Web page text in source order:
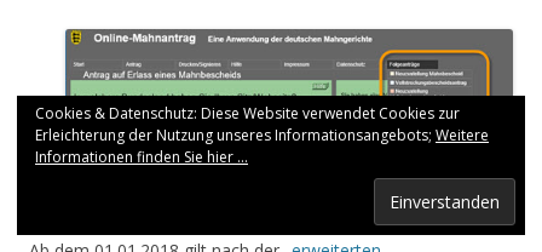
Cookies & Datenschutz: Diese Website verwendet Cookies zur
Erleichterung der Nutzung unseres Informationsangebots; Weitere
Informationen finden Sie hier ...